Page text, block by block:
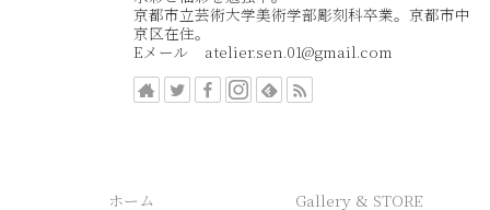
京都市立芸術大学美術学部彫刻科卒業。京都市中
京区在住。
Eメール atelier.sen.01@gmail.com
ホーム Gallery & STORE